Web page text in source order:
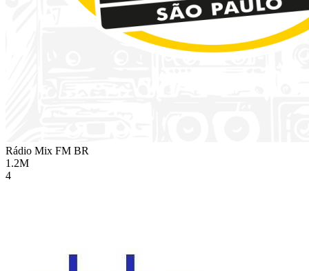
Rádio Mix FM BR
1.2M
4